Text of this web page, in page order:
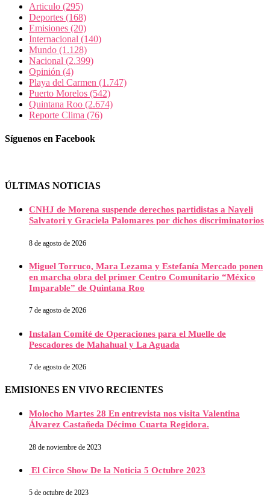
Articulo (295)
Deportes (168)
Emisiones (20)
Internacional (140)
Mundo (1.128)
Nacional (2.399)
Opinión (4)
Playa del Carmen (1.747)
Puerto Morelos (542)
Quintana Roo (2.674)
Reporte Clima (76)
Síguenos en Facebook
ÚLTIMAS NOTICIAS
CNHJ de Morena suspende derechos partidistas a Nayeli
Salvatori y Graciela Palomares por dichos discriminatorios
8 de agosto de 2026
Miguel Torruco, Mara Lezama y Estefanía Mercado ponen
en marcha obra del primer Centro Comunitario “México
Imparable” de Quintana Roo
7 de agosto de 2026
Instalan Comité de Operaciones para el Muelle de
Pescadores de Mahahual y La Aguada
7 de agosto de 2026
EMISIONES EN VIVO RECIENTES
Molocho Martes 28 En entrevista nos visita Valentina
Álvarez Castañeda Décimo Cuarta Regidora.
28 de noviembre de 2023
El Circo Show De la Noticia 5 Octubre 2023
5 de octubre de 2023